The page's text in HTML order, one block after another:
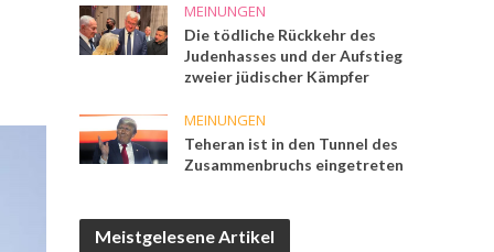
MEINUNGEN
Die tödliche Rückkehr des
Judenhasses und der Aufstieg
zweier jüdischer Kämpfer
MEINUNGEN
Teheran ist in den Tunnel des
Zusammenbruchs eingetreten
Meistgelesene Artikel